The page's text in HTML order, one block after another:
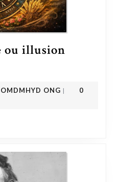
ou illusion
OMDMHYD ONG |
0